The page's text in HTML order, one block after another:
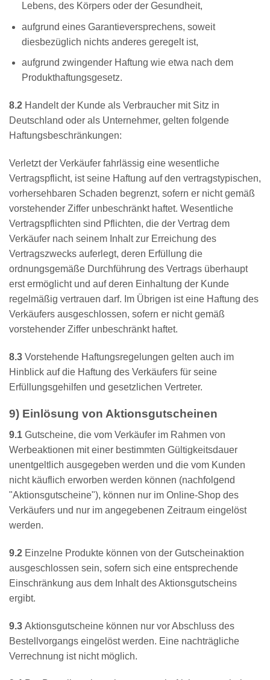
Lebens, des Körpers oder der Gesundheit,
aufgrund eines Garantieversprechens, soweit
diesbezüglich nichts anderes geregelt ist,
aufgrund zwingender Haftung wie etwa nach dem
Produkthaftungsgesetz.
8.2 Handelt der Kunde als Verbraucher mit Sitz in
Deutschland oder als Unternehmer, gelten folgende
Haftungsbeschränkungen:
Verletzt der Verkäufer fahrlässig eine wesentliche
Vertragspflicht, ist seine Haftung auf den vertragstypischen,
vorhersehbaren Schaden begrenzt, sofern er nicht gemäß
vorstehender Ziffer unbeschränkt haftet. Wesentliche
Vertragspflichten sind Pflichten, die der Vertrag dem
Verkäufer nach seinem Inhalt zur Erreichung des
Vertragszwecks auferlegt, deren Erfüllung die
ordnungsgemäße Durchführung des Vertrags überhaupt
erst ermöglicht und auf deren Einhaltung der Kunde
regelmäßig vertrauen darf. Im Übrigen ist eine Haftung des
Verkäufers ausgeschlossen, sofern er nicht gemäß
vorstehender Ziffer unbeschränkt haftet.
8.3 Vorstehende Haftungsregelungen gelten auch im
Hinblick auf die Haftung des Verkäufers für seine
Erfüllungsgehilfen und gesetzlichen Vertreter.
9) Einlösung von Aktionsgutscheinen
9.1 Gutscheine, die vom Verkäufer im Rahmen von
Werbeaktionen mit einer bestimmten Gültigkeitsdauer
unentgeltlich ausgegeben werden und die vom Kunden
nicht käuflich erworben werden können (nachfolgend
"Aktionsgutscheine"), können nur im Online-Shop des
Verkäufers und nur im angegebenen Zeitraum eingelöst
werden.
9.2 Einzelne Produkte können von der Gutscheinaktion
ausgeschlossen sein, sofern sich eine entsprechende
Einschränkung aus dem Inhalt des Aktionsgutscheins
ergibt.
9.3 Aktionsgutscheine können nur vor Abschluss des
Bestellvorgangs eingelöst werden. Eine nachträgliche
Verrechnung ist nicht möglich.